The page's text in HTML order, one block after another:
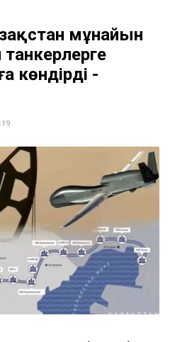
мұнайын
көндірді -